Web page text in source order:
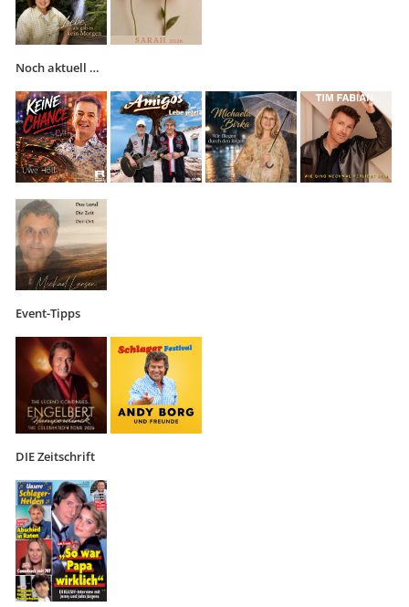
Noch aktuell …
Event-Tipps
DIE Zeitschrift